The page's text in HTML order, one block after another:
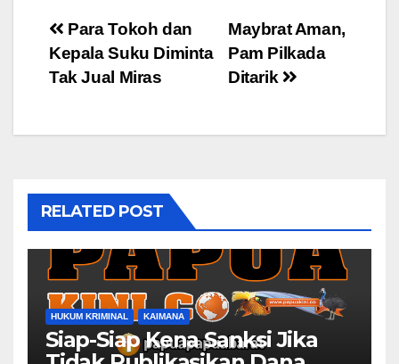
Post
navigation
Maybrat Aman,
Pam Pilkada
Ditarik
Para Tokoh dan
Kepala Suku Diminta
Tak Jual Miras
RELATED POST
HUKUM KRIMINAL KAIMANA
Siap-Siap Kena Sanksi Jika